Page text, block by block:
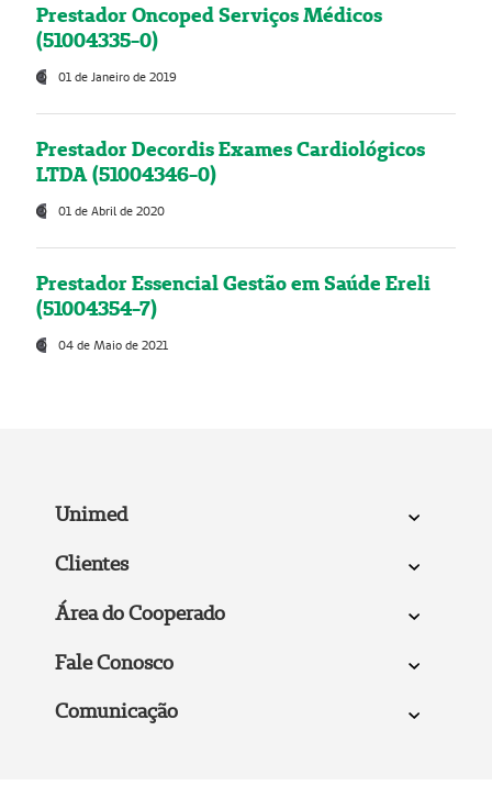
Prestador Oncoped Serviços Médicos
(51004335-0)
01 de Janeiro de 2019
Prestador Decordis Exames Cardiológicos
LTDA (51004346-0)
01 de Abril de 2020
Prestador Essencial Gestão em Saúde Ereli
(51004354-7)
04 de Maio de 2021
Unimed
Clientes
Área do Cooperado
Fale Conosco
Comunicação